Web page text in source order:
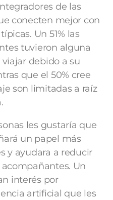
de las
conecten mejor con
Un 51% las
tuvieron alguna
debido a su
que el 50% cree
son limitadas a raíz
les gustaría que
un papel más
y ayudara a reducir
Un
interés por
artificial que les